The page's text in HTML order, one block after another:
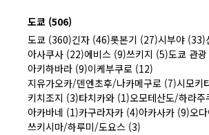
도쿄 (506)
도쿄 (360)긴자 (46)롯본기 (27)시부야 (33)
아사쿠사 (22)에비스 (9)쓰키지 (5)도쿄 관
아키하바라 (9)이케부쿠로 (12)
지유가오카/덴엔초후/나카메구로 (7)시모키
키치조지 (3)타치카와 (1)오모테산도/하라
아카바네 (1)카구라자카 (4)아카사카 (9)오
쓰키시마/하루미/도요스 (3)